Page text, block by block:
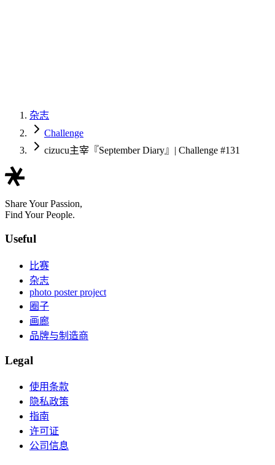
杂志
Challenge
cizucu主宰『September Diary』| Challenge #131
Share Your Passion,
Find Your People.
Useful
比赛
杂志
photo poster project
圈子
画廊
品牌与制造商
Legal
使用条款
隐私政策
指南
许可证
公司信息